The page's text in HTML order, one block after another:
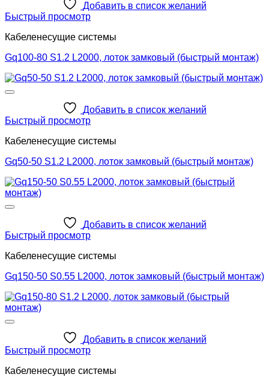
Добавить в список желаний
Быстрый просмотр
Кабеленесущие системы
Gq100-80 S1.2 L2000, лоток замковый (быстрый монтаж)
Добавить в список желаний
Быстрый просмотр
Кабеленесущие системы
Gq50-50 S1.2 L2000, лоток замковый (быстрый монтаж)
Добавить в список желаний
Быстрый просмотр
Кабеленесущие системы
Gq150-50 S0.55 L2000, лоток замковый (быстрый монтаж)
Добавить в список желаний
Быстрый просмотр
Кабеленесущие системы